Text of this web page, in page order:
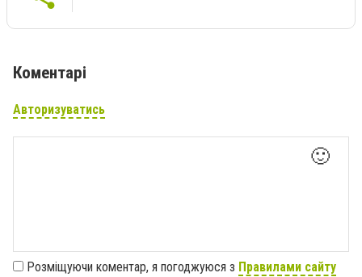
Коментарі
Авторизуватись
🙂
Розміщуючи коментар, я погоджуюся з Правилами сайту